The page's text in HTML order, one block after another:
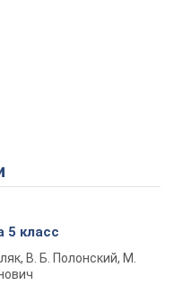
5 класс
В. Б. Полонский, М.